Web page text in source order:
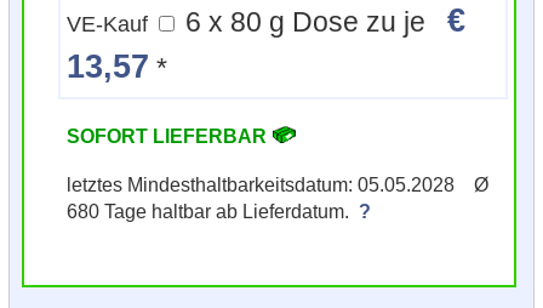
VE-Kauf 6 x 80 g Dose zu je€
13,57 *
SOFORT LIEFERBAR
letztes Mindesthaltbarkeitsdatum: 05.05.2028 Ø
680 Tage haltbar ab Lieferdatum. ?